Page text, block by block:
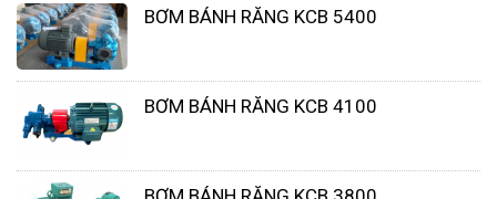
2. Cách lắp đặt bơm định lượng
hóa chất:
Kiểm tra tất cả các thiết bị và phụ kiện đi
BƠM BÁNH RĂNG KCB 5400
BƠM BÁNH RĂNG KCB 4100